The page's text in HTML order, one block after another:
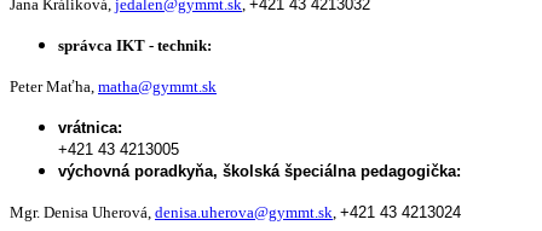
Jana Králiková, jedalen@gymmt.sk, +421 43 4213032
správca IKT - technik:
Peter Maťha, matha@gymmt.sk
vrátnica:
+421 43 4213005
výchovná poradkyňa, školská špeciálna pedagogička:
Mgr. Denisa Uherová, denisa.uherova@gymmt.sk, +421 43 4213024